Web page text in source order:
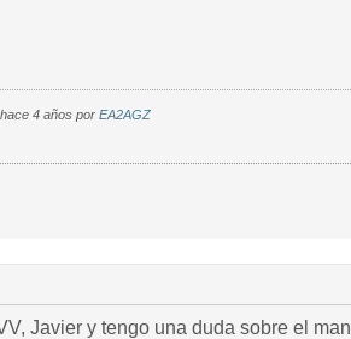
4 años por EA2AGZ
Javier y tengo una duda sobre el